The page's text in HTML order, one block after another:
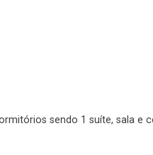
sendo 1 suíte, sala e